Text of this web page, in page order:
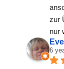
zur
nur
6